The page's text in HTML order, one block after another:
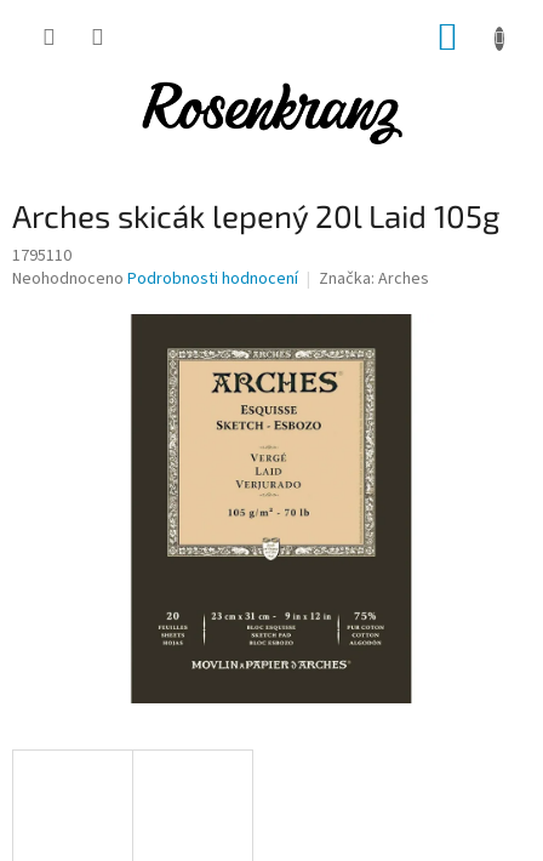
Arches skicák lepený 20l Laid 105g
1795110
Průměrné
Neohodnoceno Podrobnosti hodnocení Značka: Arches